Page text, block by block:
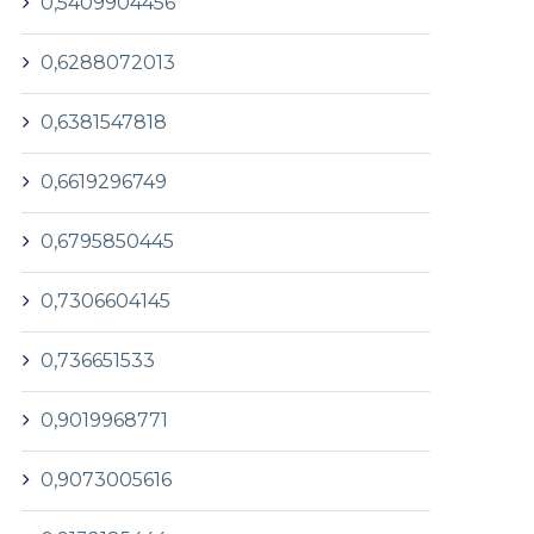
0,6288072013
0,6381547818
0,6619296749
0,6795850445
0,7306604145
0,736651533
0,9019968771
0,9073005616